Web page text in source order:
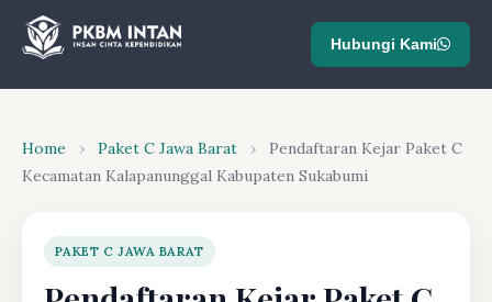
Hubungi Kami
Home › Paket C Jawa Barat ›
Pendaftaran Kejar Paket C
Kecamatan Kalapanunggal Kabupaten Sukabumi
PAKET C JAWA BARAT